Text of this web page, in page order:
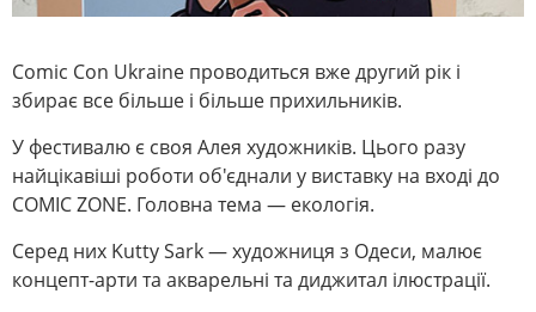
Comic Con Ukraine проводиться вже другий рік і
збирає все більше і більше прихильників.
У фестивалю є своя Алея художників. Цього разу
найцікавіші роботи об'єднали у виставку на вході до
COMIC ZONE. Головна тема — екологія.
Серед них Kutty Sark — художниця з Одеси, малює
концепт-арти та акварельні та диджитал ілюстрації.